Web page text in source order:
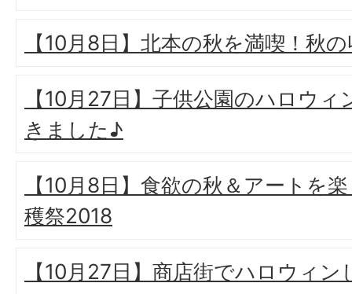
【10月8日】北本の秋を満喫！秋
【10月27日】子供公園のハロウ
きました♪
【10月8日】食欲の秋＆アートを
穫祭2018
【10月27日】商店街でハロウィ